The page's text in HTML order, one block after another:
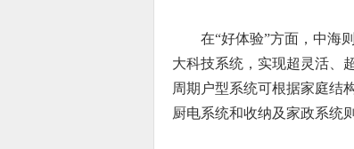
在“好体验”方面，中海
大科技系统，实现超灵活、
周期户型系统可根据家庭结
厨电系统和收纳及家政系统